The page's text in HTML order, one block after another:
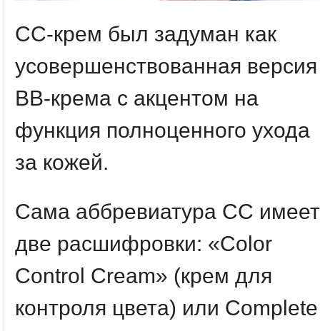
СС-крем был задуман как
усовершенствованная версия
ВВ-крема с акцентом на
функция полноценного ухода
за кожей.
Сама аббревиатура СС имеет
две расшифровки: «Color
Control Cream» (крем для
контроля цвета) или Complete